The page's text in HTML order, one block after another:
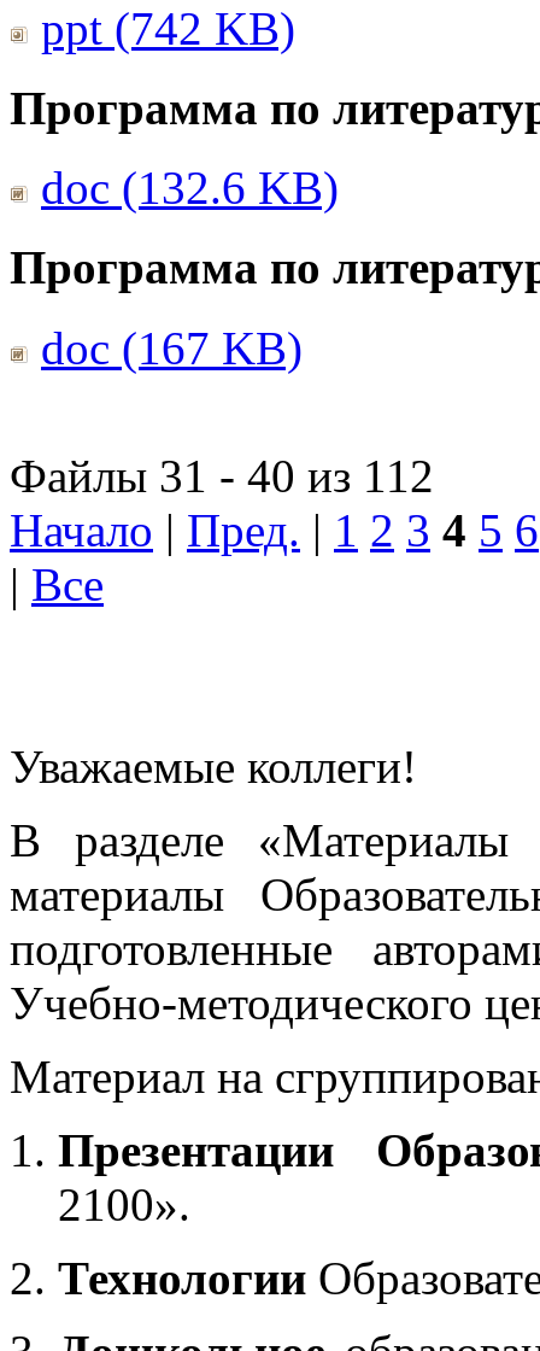
ppt (742 KB)
Программа по
doc (132.6 KB)
Программа по
doc (167 KB)
Файлы 31 - 40 из 112
Начало | Пред. | 1 2 3 4 5 6
| Все
Уважаемые коллеги!
В разделе «Материалы
материалы
подготовленные
Учебно-методического
Материал на
Презентации
2100».
Технологии